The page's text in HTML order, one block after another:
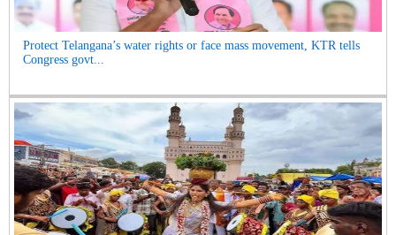
Protect Telangana’s water rights or face mass movement, KTR tells
Congress govt...